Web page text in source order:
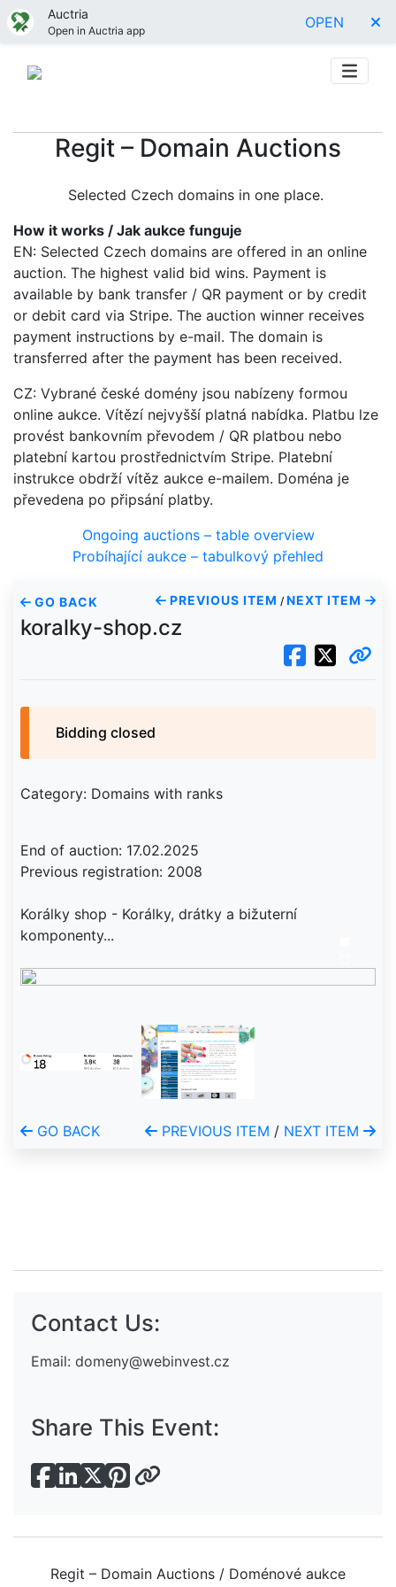
Auctria
Open in Auctria app OPEN
Regit – Domain Auctions
Selected Czech domains in one place.
How it works / Jak aukce funguje
EN: Selected Czech domains are offered in an online
auction. The highest valid bid wins. Payment is
available by bank transfer / QR payment or by credit
or debit card via Stripe. The auction winner receives
payment instructions by e-mail. The domain is
transferred after the payment has been received.
CZ: Vybrané české domény jsou nabízeny formou
online aukce. Vítězí nejvyšší platná nabídka. Platbu lze
provést bankovním převodem / QR platbou nebo
platební kartou prostřednictvím Stripe. Platební
instrukce obdrží vítěz aukce e-mailem. Doména je
převedena po připsání platby.
Ongoing auctions – table overview
Probíhající aukce – tabulkový přehled
GO BACK PREVIOUS ITEM / NEXT ITEM
koralky-shop.cz
Bidding closed
Category: Domains with ranks
End of auction: 17.02.2025
Previous registration: 2008
Korálky shop - Korálky, drátky a bižuterní
komponenty...
GO BACK PREVIOUS ITEM / NEXT ITEM
Contact Us:
Email: domeny@webinvest.cz
Share This Event:
Regit – Domain Auctions / Doménové aukce